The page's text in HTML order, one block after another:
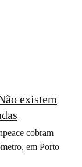
existem
cobram
em Porto